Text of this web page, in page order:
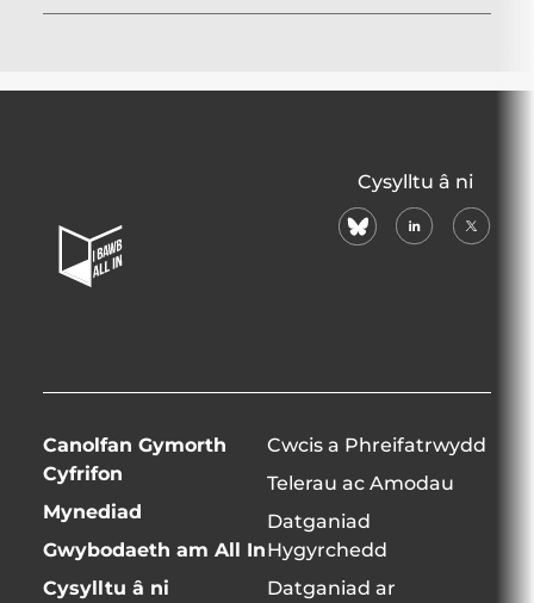
Home
Page
Cysylltu â ni
blueskylinkedin
X
Canolfan Gymorth
Cyfrifon
Mynediad
Gwybodaeth am All In
Cysylltu â ni
Cwcis a Phreifatrwydd
Telerau ac Amodau
Datganiad
Hygyrchedd
Datganiad ar